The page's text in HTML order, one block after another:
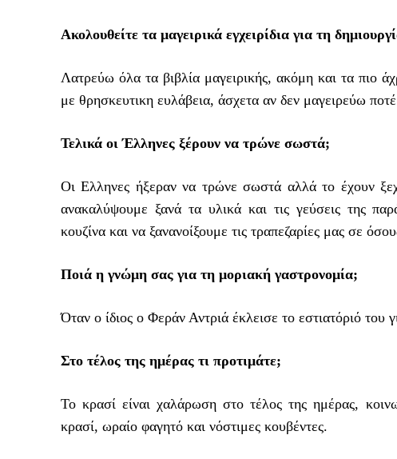
Ακολουθείτε τα μαγειρικά εγχειρίδια για τη
Λατρεύω όλα τα βιβλία μαγειρικής, ακόμη και τα πιο
με θρησκευτικη ευλάβεια, άσχετα αν δεν μαγειρεύω
Τελικά οι Έλληνες ξέρουν να τρώνε σωστά;
Οι Eλληνες ήξεραν να τρώνε σωστά αλλά το έχουν
ανακαλύψουμε ξανά τα υλικά και τις γεύσεις της
κουζίνα και να ξανανοίξουμε τις τραπεζαρίες μας σε
Ποιά η γνώμη σας για τη μοριακή γαστρονομία;
Όταν ο ίδιος ο Φεράν Αντριά έκλεισε το εστιατόριό
Στο τέλος της ημέρας τι προτιμάτε;
Το κρασί είναι χαλάρωση στο τέλος της ημέρας,
κρασί, ωραίο φαγητό και νόστιμες κουβέντες.